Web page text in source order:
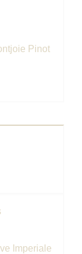
Pinot
Imperiale